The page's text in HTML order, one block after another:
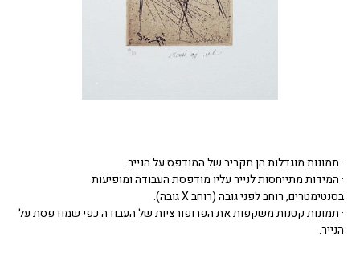
· תמונות מוגדלות הן תקריב של המודפס על הנייר.
· המידות מתייחסות לנייר עליו מודפסת העבודה ומופיעות
בסנטימטרים, רוחב לפני גובה (רוחב X גובה).
· תמונות קטנות משקפות את הפרופורציות של העבודה כפי שמודפסת על
הנייר.